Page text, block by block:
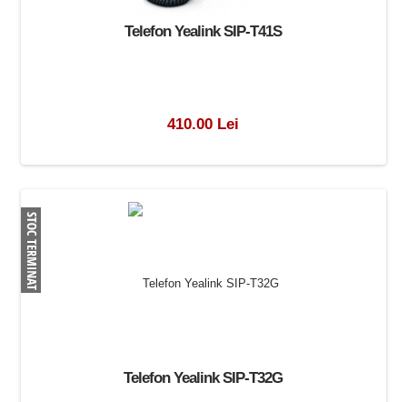
Telefon Yealink SIP-T41S
410.00 Lei
Telefon Yealink SIP-T32G